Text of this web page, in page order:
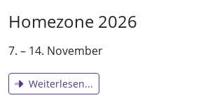
Homezone 2026
7. – 14. November
Weiterlesen...